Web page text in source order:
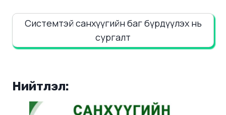
Системтэй санхүүгийн баг бүрдүүлэх нь
сургалт
Нийтлэл: